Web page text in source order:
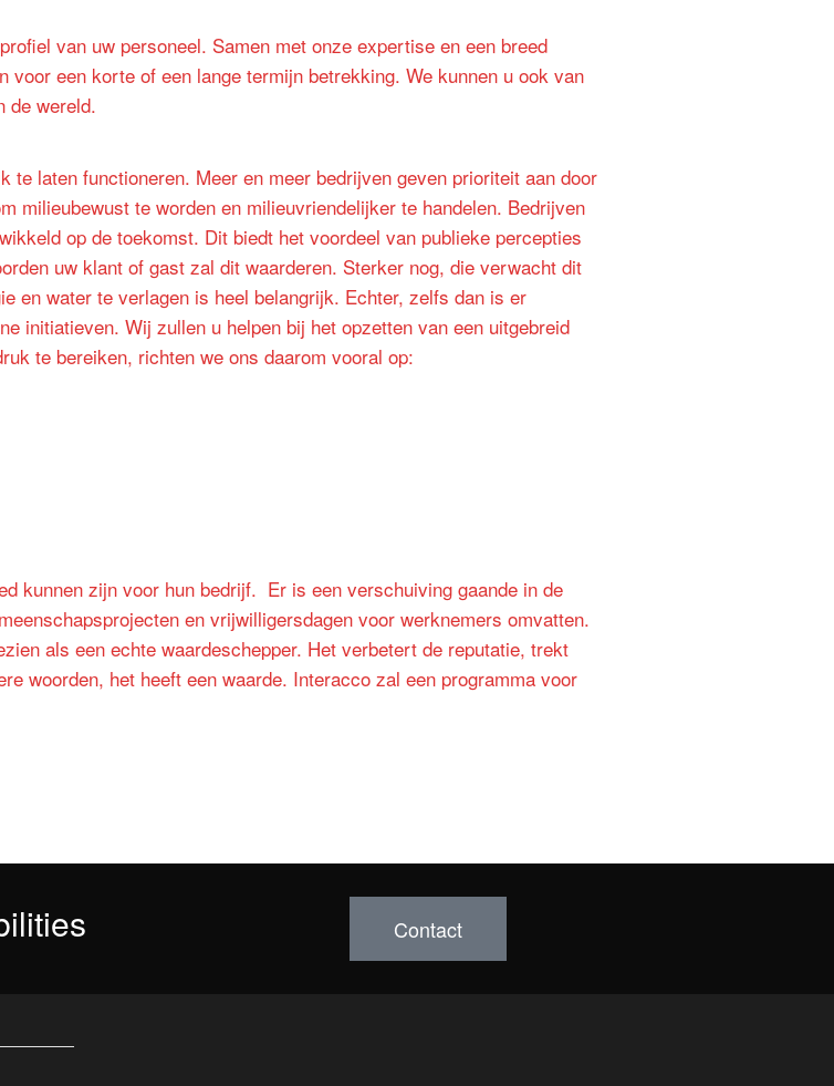
van uw personeel. Samen met onze expertise en een breed
een korte of een lange termijn betrekking. We kunnen u ook van
de wereld.
laten functioneren. Meer en meer bedrijven geven prioriteit aan door
milieubewust te worden en milieuvriendelijker te handelen. Bedrijven
op de toekomst. Dit biedt het voordeel van publieke percepties
uw klant of gast zal dit waarderen. Sterker nog, die verwacht dit
en water te verlagen is heel belangrijk. Echter, zelfs dan is er
initiatieven. Wij zullen u helpen bij het opzetten van een uitgebreid
te bereiken, richten we ons daarom vooral op:
kunnen zijn voor hun bedrijf. Er is een verschuiving gaande in de
en vrijwilligersdagen voor werknemers omvatten.
als een echte waardeschepper. Het verbetert de reputatie, trekt
woorden, het heeft een waarde. Interacco zal een programma voor
Contact